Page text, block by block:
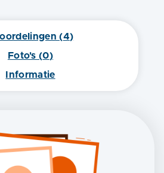
(4)
Foto's (0)
Informatie